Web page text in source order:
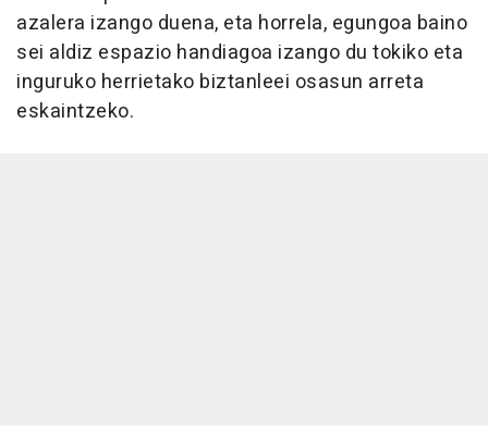
azalera izango duena, eta horrela, egungoa baino
sei aldiz espazio handiagoa izango du tokiko eta
inguruko herrietako biztanleei osasun arreta
eskaintzeko.